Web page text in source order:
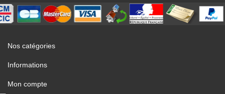
Nos catégories
Informations
Mon compte